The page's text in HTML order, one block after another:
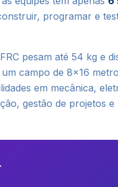
programar e
pesam até 54 kg e
campo de 8x16
em mecânica,
gestão de projetos e